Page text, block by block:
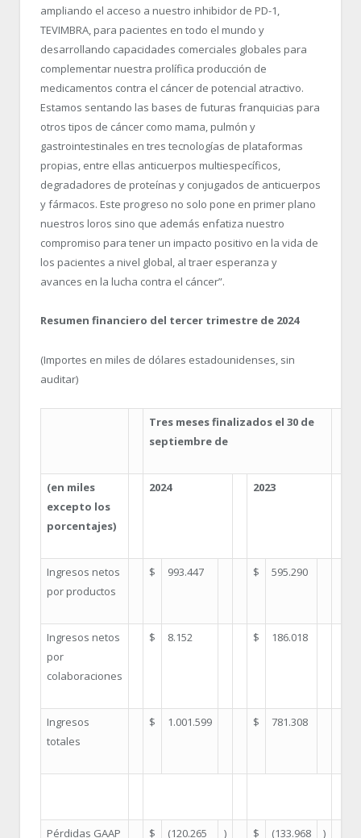
ampliando el acceso a nuestro inhibidor de PD-1,
TEVIMBRA, para pacientes en todo el mundo y
desarrollando capacidades comerciales globales para
complementar nuestra prolífica producción de
medicamentos contra el cáncer de potencial atractivo.
Estamos sentando las bases de futuras franquicias para
otros tipos de cáncer como mama, pulmón y
gastrointestinales en tres tecnologías de plataformas
propias, entre ellas anticuerpos multiespecíficos,
degradadores de proteínas y conjugados de anticuerpos
y fármacos. Este progreso no solo pone en primer plano
nuestros loros sino que además enfatiza nuestro
compromiso para tener un impacto positivo en la vida de
los pacientes a nivel global, al traer esperanza y
avances en la lucha contra el cáncer”.
Resumen financiero del tercer trimestre de 2024
(Importes en miles de dólares estadounidenses, sin
auditar)
Tres meses finalizados el 30 de
septiembre de
(en miles
excepto los
porcentajes)
2024 2023
Ingresos netos
por productos
$ 993.447 $ 595.290
Ingresos netos
por
colaboraciones
$ 8.152 $ 186.018
Ingresos
totales
$ 1.001.599 $ 781.308
Pérdidas GAAP $ (120.265 ) $ (133.968 )